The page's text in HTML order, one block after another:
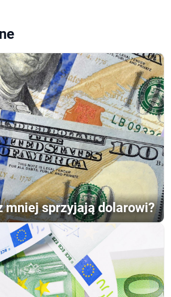
mniej sprzyjają dolarowi?